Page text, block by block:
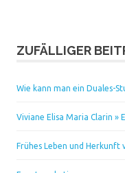
ZUFÄLLIGER
Wie kann man ein Duales-
Viviane Elisa Maria Clarin »
Frühes Leben und Herkunft